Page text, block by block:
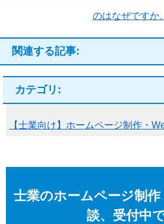
のはなぜですか
関連する記事:
カテゴリ :
【士業向け】ホームページ制作・
士業のホームページ制作
談、受付中